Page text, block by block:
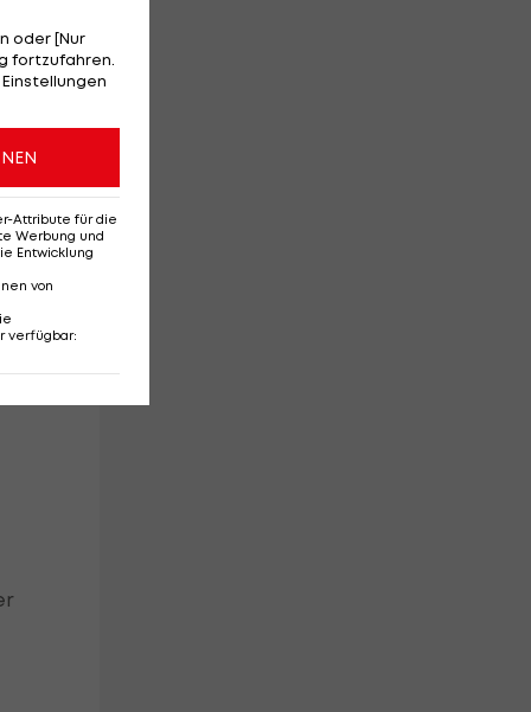
oder [Nur
fortzufahren.
Attribute für die
Werbung und
Entwicklung
von
verfügbar: